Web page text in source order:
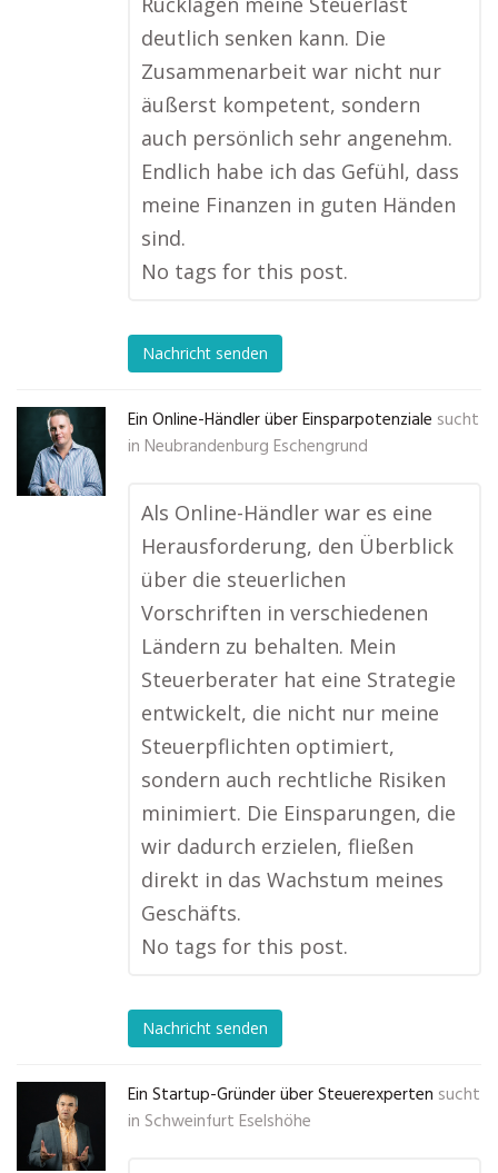
deutlich senken kann. Die
Zusammenarbeit war nicht nur
äußerst kompetent, sondern
auch persönlich sehr angenehm.
Endlich habe ich das Gefühl, dass
meine Finanzen in guten Händen
sind.
No tags for this post.
Nachricht senden
Ein Online-Händler über Einsparpotenziale sucht
in Neubrandenburg Eschengrund
Als Online-Händler war es eine
Herausforderung, den Überblick
über die steuerlichen
Vorschriften in verschiedenen
Ländern zu behalten. Mein
Steuerberater hat eine Strategie
entwickelt, die nicht nur meine
Steuerpflichten optimiert,
sondern auch rechtliche Risiken
minimiert. Die Einsparungen, die
wir dadurch erzielen, fließen
direkt in das Wachstum meines
Geschäfts.
No tags for this post.
Nachricht senden
Ein Startup-Gründer über Steuerexperten sucht
in Schweinfurt Eselshöhe